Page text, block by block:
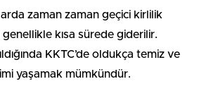
zaman zaman geçici kirlilik
kısa sürede giderilir.
KKTC’de oldukça temiz ve
yaşamak mümkündür.